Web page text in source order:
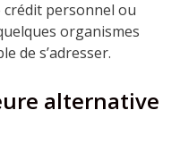
personnel ou
organismes
de s’adresser.
alternative